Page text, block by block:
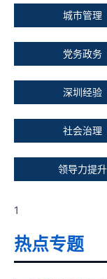
性
与
应
等
价
性
析
城市管理
党务政务
深圳经验
社会治理
领导力提升
1
热点专题
哈尔滨工业